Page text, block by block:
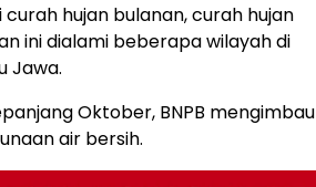
hujan bulanan, curah hujan
ini dialami beberapa wilayah di
Jawa.
Oktober, BNPB mengimbau
air bersih.